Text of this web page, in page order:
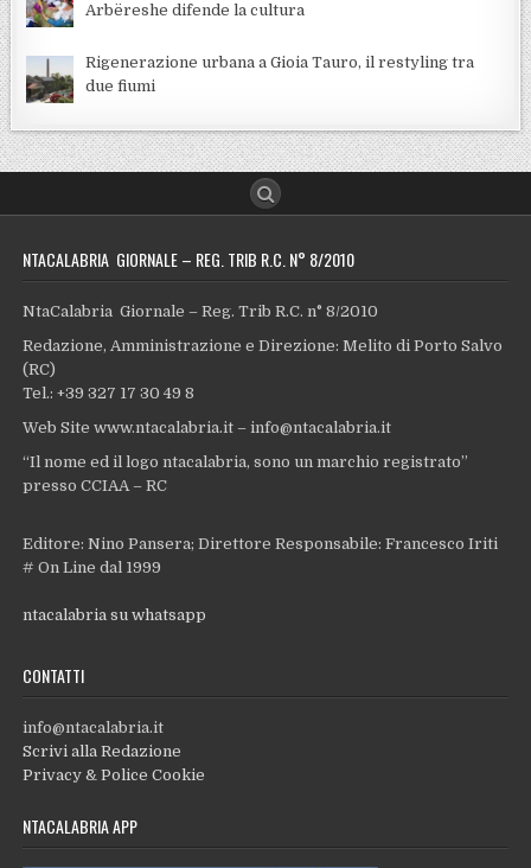
Arbëreshe difende la cultura
Rigenerazione urbana a Gioia Tauro, il restyling tra
due fiumi
NTACALABRIA GIORNALE – REG. TRIB R.C. N° 8/2010
NtaCalabria Giornale – Reg. Trib R.C. n° 8/2010
Redazione, Amministrazione e Direzione: Melito di Porto Salvo
(RC)
Tel.: +39 327 17 30 49 8
Web Site www.ntacalabria.it – info@ntacalabria.it
“Il nome ed il logo ntacalabria, sono un marchio registrato”
presso CCIAA – RC
Editore: Nino Pansera; Direttore Responsabile: Francesco Iriti
# On Line dal 1999
ntacalabria su whatsapp
CONTATTI
info@ntacalabria.it
Scrivi alla Redazione
Privacy & Police Cookie
NTACALABRIA APP